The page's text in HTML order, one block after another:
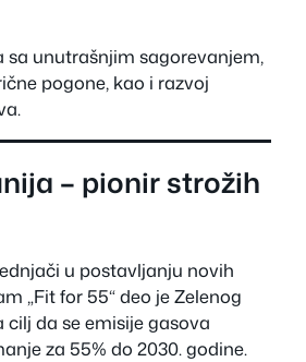
sa unutrašnjim sagorevanjem,
pogone, kao i razvoj
– pionir strožih
u postavljanju novih
„Fit for 55“ deo je Zelenog
da se emisije gasova
za 55% do 2030. godine.